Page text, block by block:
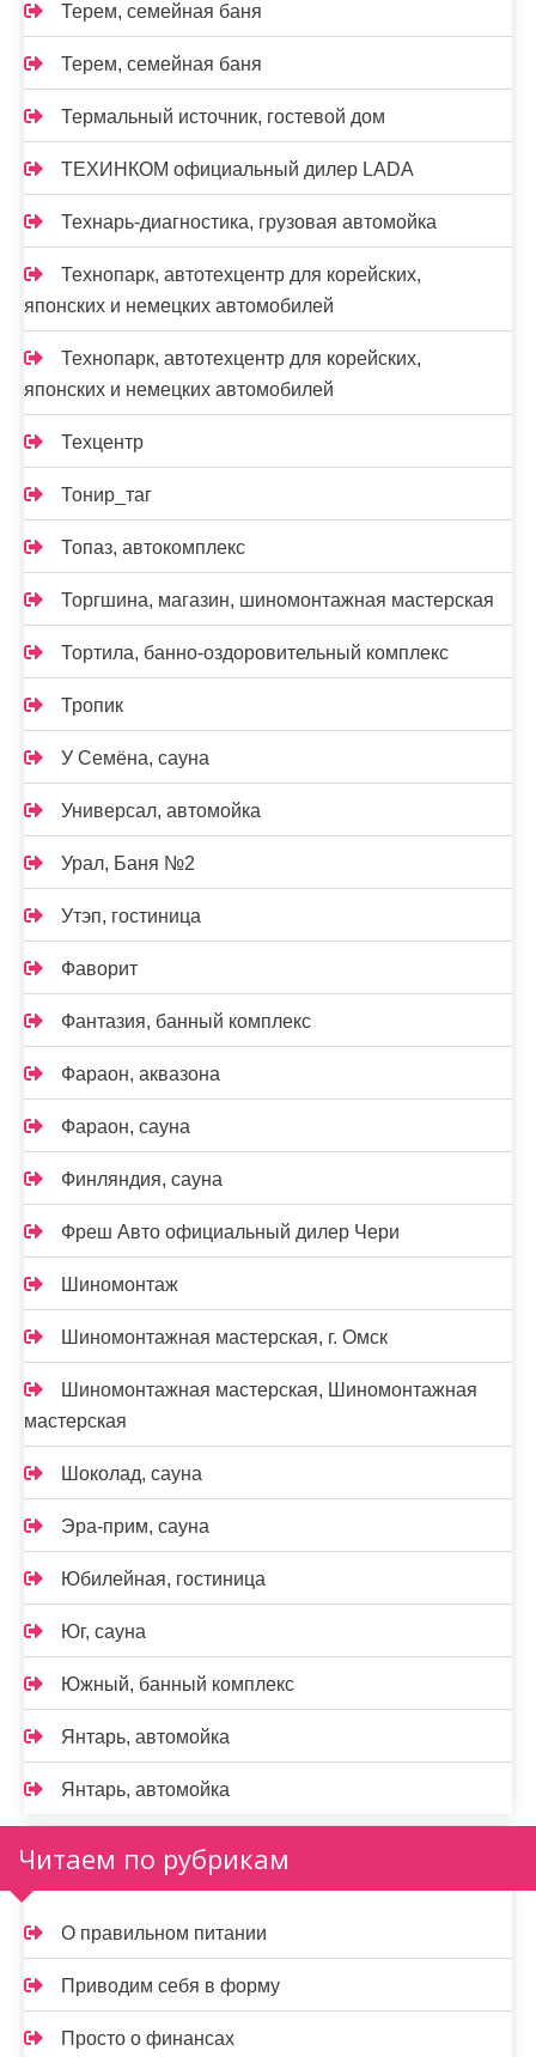
Терем, семейная баня
Терем, семейная баня
Термальный источник, гостевой дом
ТЕХИНКОМ официальный дилер LADA
Технарь-диагностика, грузовая автомойка
Технопарк, автотехцентр для корейских,
японских и немецких автомобилей
Технопарк, автотехцентр для корейских,
японских и немецких автомобилей
Техцентр
Тонир_таг
Топаз, автокомплекс
Торгшина, магазин, шиномонтажная мастерская
Тортила, банно-оздоровительный комплекс
Тропик
У Семёна, сауна
Универсал, автомойка
Урал, Баня №2
Утэп, гостиница
Фаворит
Фантазия, банный комплекс
Фараон, аквазона
Фараон, сауна
Финляндия, сауна
Фреш Авто официальный дилер Чери
Шиномонтаж
Шиномонтажная мастерская, г. Омск
Шиномонтажная мастерская, Шиномонтажная
мастерская
Шоколад, сауна
Эра-прим, сауна
Юбилейная, гостиница
Юг, сауна
Южный, банный комплекс
Янтарь, автомойка
Янтарь, автомойка
Читаем по рубрикам
О правильном питании
Приводим себя в форму
Просто о финансах